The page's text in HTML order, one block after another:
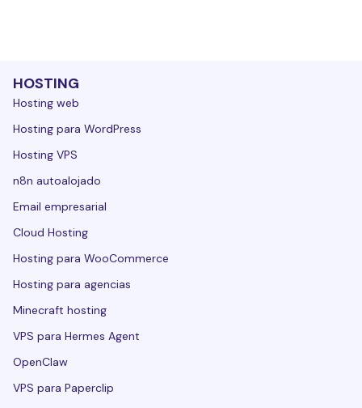
HOSTING
Hosting web
Hosting para WordPress
Hosting VPS
n8n autoalojado
Email empresarial
Cloud Hosting
Hosting para WooCommerce
Hosting para agencias
Minecraft hosting
VPS para Hermes Agent
OpenClaw
VPS para Paperclip